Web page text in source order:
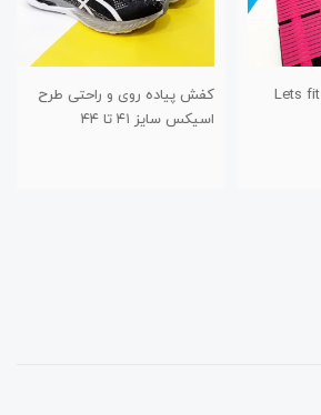
کفش پیاده روی و راحتی طرح
اسیکس سایز ۴۱ تا ۴۴